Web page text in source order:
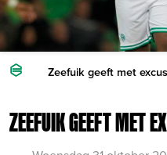
Zeefuik geeft met
ZEEFUIK GEEFT MET